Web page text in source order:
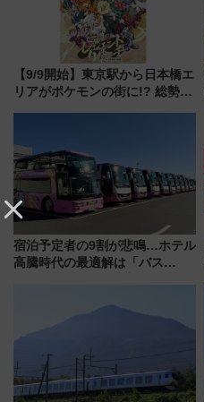
【9/9開始】東京駅から日本橋エ
リアがポケモンの街に!? 総勢
情報まとめ
宿泊予定者の9割が悲鳴…ホテル
高騰時代の最適解は「バス